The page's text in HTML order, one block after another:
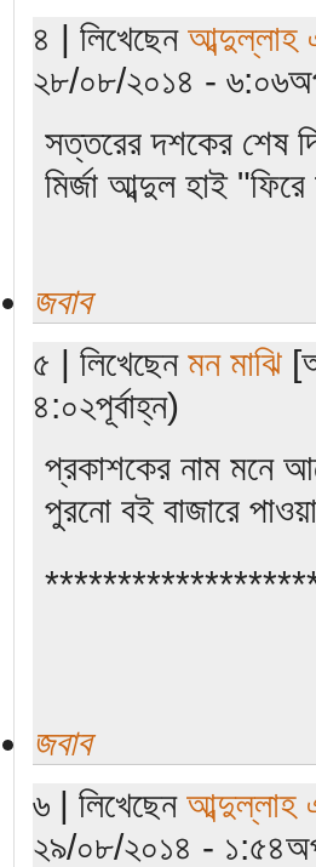
৪ | লিখেছেন
২৮/০৮/২০১৪ -
সত্তরের দশকের শেষ
মির্জা আব্দুল হাই
জবাব
৫ | লিখেছেন মন মাঝি
৪:০২পূর্বাহ্ন)
প্রকাশকের নাম মনে
পুরনো বই বাজারে
জবাব
৬ | লিখেছেন আব্দুল্লাহ
২৯/০৮/২০১৪ -